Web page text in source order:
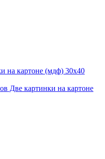
на картоне (мдф) 30x40